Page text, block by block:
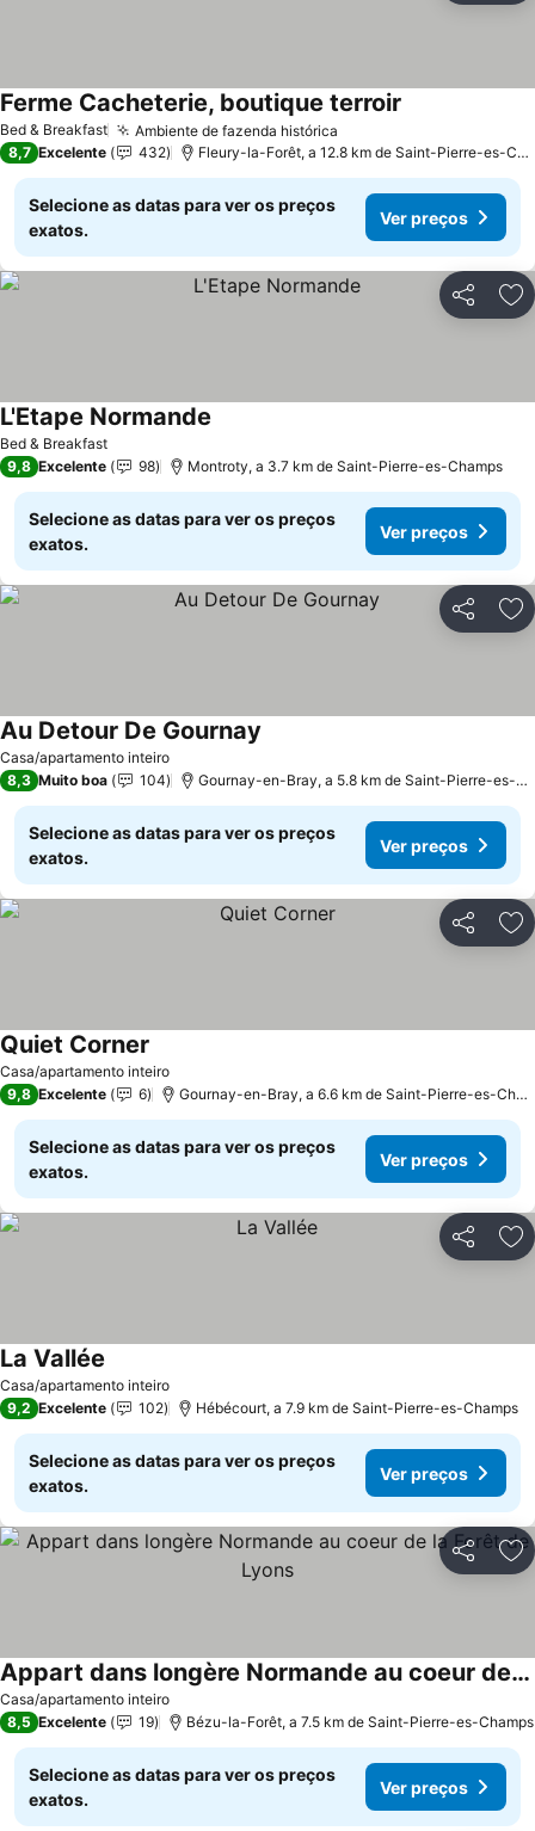
Bed & Breakfast Ambiente de fazenda histórica
Ferme Cacheterie, boutique terroir
8,7 Excelente 432 Fleury-la-Forêt, a 12.8 km de Saint-Pierre-es-Champs
Selecione as datas para ver os preços
exatos.
Ver preços
Partilhar
Bed & Breakfast
L'Etape Normande
9,8 Excelente 98 Montroty, a 3.7 km de Saint-Pierre-es-Champs
Selecione as datas para ver os preços
exatos.
Ver preços
Partilhar
Casa/apartamento inteiro
Au Detour De Gournay
8,3 Muito boa 104 Gournay-en-Bray, a 5.8 km de Saint-Pierre-es-Champs
Selecione as datas para ver os preços
exatos.
Ver preços
Partilhar
Casa/apartamento inteiro
Quiet Corner
9,8 Excelente 6 Gournay-en-Bray, a 6.6 km de Saint-Pierre-es-Champs
Selecione as datas para ver os preços
exatos.
Ver preços
Partilhar
Casa/apartamento inteiro
La Vallée
9,2 Excelente 102 Hébécourt, a 7.9 km de Saint-Pierre-es-Champs
Selecione as datas para ver os preços
exatos.
Ver preços
Partilhar
Casa/apartamento inteiro
Appart dans longère Normande au coeur de la Forêt de Lyons
8,5 Excelente 19 Bézu-la-Forêt, a 7.5 km de Saint-Pierre-es-Champs
Selecione as datas para ver os preços
exatos.
Ver preços